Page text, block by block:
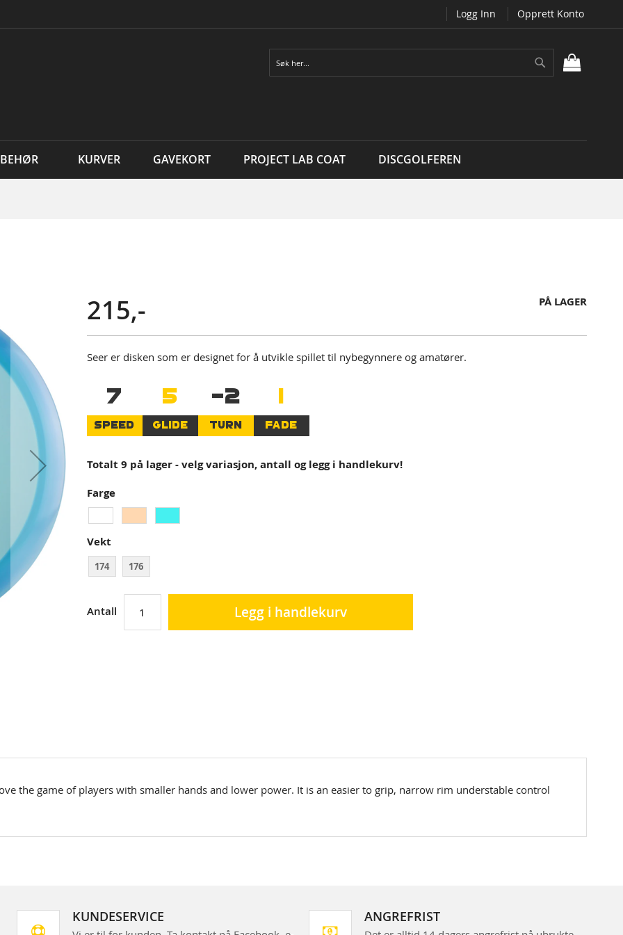
Logg Inn Opprett Konto
Søk
KURVER GAVEKORT PROJECT LAB COAT DISCGOLFEREN
215,- PÅ LAGER
Seer er disken som er designet for å utvikle spillet til nybegynnere og amatører.
7
SPEED
5
GLIDE
-2
TURN
1
FADE
Totalt 9 på lager - velg variasjon, antall og legg i handlekurv!
Farge
Vekt
174 176
Antall Legg i handlekurv
the game of players with smaller hands and lower power. It is an easier to grip, narrow rim understable control
KUNDESERVICE ANGREFRIST